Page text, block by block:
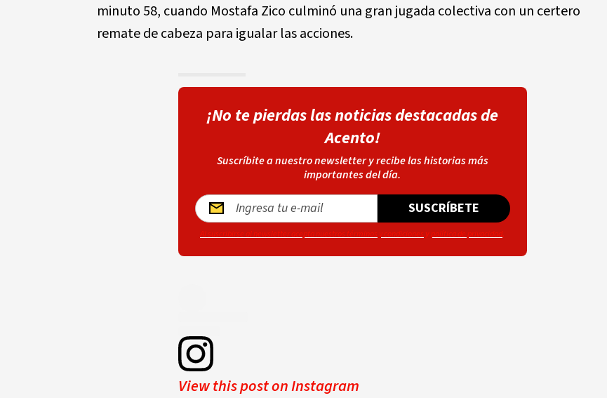
minuto 58, cuando Mostafa Zico culminó una gran jugada colectiva con un certero
remate de cabeza para igualar las acciones.
¡No te pierdas las noticias destacadas de
Acento!
Suscríbite a nuestro newsletter y recibe las historias más
importantes del día.
SUSCRÍBETE
Al suscribirse al newsletter acepta nuestros términos y condiciones ypolítica de privacidad.
View this post on Instagram